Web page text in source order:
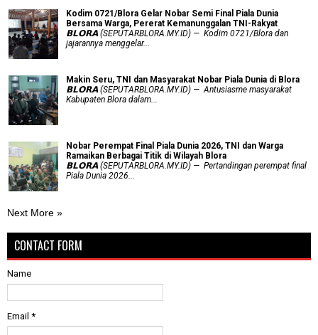
Kodim 0721/Blora Gelar Nobar Semi Final Piala Dunia
Bersama Warga, Pererat Kemanunggalan TNI-Rakyat
𝗕𝗟𝗢𝗥𝗔 (SEPUTARBLORA.MY.ID) — Kodim 0721/Blora dan
jajarannya menggelar...
Makin Seru, TNI dan Masyarakat Nobar Piala Dunia di Blora
𝗕𝗟𝗢𝗥𝗔 (SEPUTARBLORA.MY.ID) — Antusiasme masyarakat
Kabupaten Blora dalam...
Nobar Perempat Final Piala Dunia 2026, TNI dan Warga
Ramaikan Berbagai Titik di Wilayah Blora
𝗕𝗟𝗢𝗥𝗔 (SEPUTARBLORA.MY.ID) — Pertandingan perempat final
Piala Dunia 2026...
Next More »
CONTACT FORM
Name
Email *